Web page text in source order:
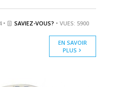
• SAVIEZ-VOUS? • VUES: 5900
EN SAVOIR
PLUS